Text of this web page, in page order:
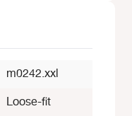
m0242.xxl
Loose-fit